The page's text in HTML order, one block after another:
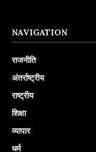
NAVIGATION
राजनीति
अंतर्राष्ट्रीय
राष्ट्रीय
शिक्षा
व्यापार
धर्म